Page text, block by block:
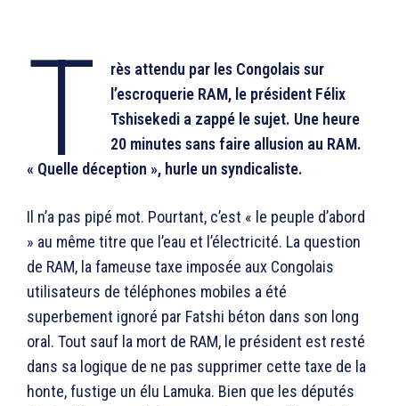
T
rès attendu par les Congolais sur
l’escroquerie RAM, le président Félix
Tshisekedi a zappé le sujet. Une heure
20 minutes sans faire allusion au RAM.
« Quelle déception », hurle un syndicaliste.
Il n’a pas pipé mot. Pourtant, c’est « le peuple d’abord
» au même titre que l’eau et l’électricité. La question
de RAM, la fameuse taxe imposée aux Congolais
utilisateurs de téléphones mobiles a été
superbement ignoré par Fatshi béton dans son long
oral. Tout sauf la mort de RAM, le président est resté
dans sa logique de ne pas supprimer cette taxe de la
honte, fustige un élu Lamuka. Bien que les députés